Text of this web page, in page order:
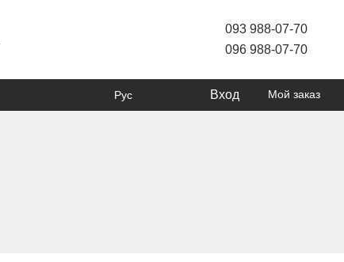
093 988-07-70
096 988-07-70
Рус Вход Мой заказ